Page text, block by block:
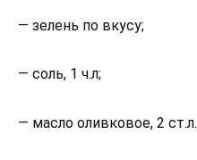
— зелень по вкусу;
— соль, 1 ч.л;
— масло оливковое, 2 ст.л.